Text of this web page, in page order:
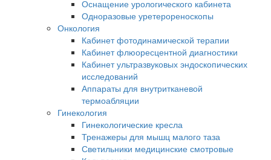
Оснащение урологического кабинета
Одноразовые уретерореноскопы
Онкология
Кабинет фотодинамической терапии
Кабинет флюоресцентной диагностики
Кабинет ультразвуковых эндоскопических
исследований
Аппараты для внутритканевой
термоабляции
Гинекология
Гинекологические кресла
Тренажеры для мышц малого таза
Светильники медицинские смотровые